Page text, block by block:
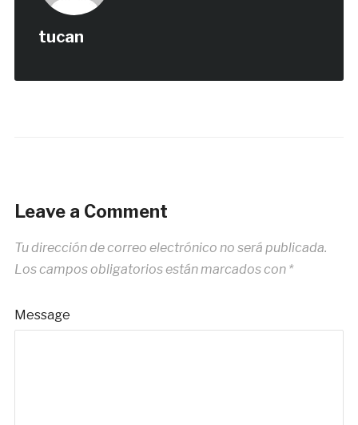
tucan
Leave a Comment
Tu dirección de correo electrónico no será publicada.
Los campos obligatorios están marcados con *
Message